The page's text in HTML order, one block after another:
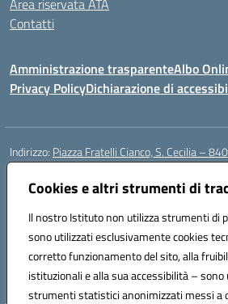
Cookies e altri strumenti di
Il nostro Istituto non utilizza strumenti di
sono utilizzati esclusivamente cookies
corretto funzionamento del sito, alla
istituzionali e alla sua accessibilità –
strumenti statistici anonimizzati messi a
Area riservata ATA
Contatti
Amministrazione trasparenteAlbo
Privacy PolicyDichiarazione di
Indirizzo: Piazza Fratelli Cianco, S. Cecilia –
Centralino:
Posta elettronica certificata (PEC):
Codice fiscale: 91028680659
Codice meccanografico:SAIC81900C
Codice Indice delle Pubbliche Amministrazioni
Codice unico di fatturazione (CUF): UFWGMO